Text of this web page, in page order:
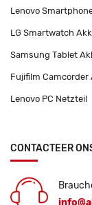
Lenovo
LG Smartwatch
Samsung Tablet
Fujifilm Camcorder
Lenovo PC Netzteil
CONTACTEER